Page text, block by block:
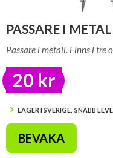
PASSARE I
Passare i metall. Finns i tre
20 kr
LAGER I SVERIGE, SNABB
BEVAKA